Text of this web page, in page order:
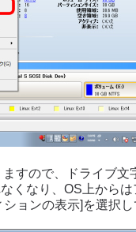
すので、ドライブ文
くなり、OS上から
ョンの表示]を選択